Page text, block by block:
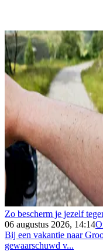
Zo bescherm je jezelf
06 augustus 2026, 14:14
Bij een vakantie naar
gewaarschuwd v...